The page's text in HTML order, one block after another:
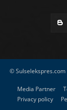
©
Media Partner
Privacy policy